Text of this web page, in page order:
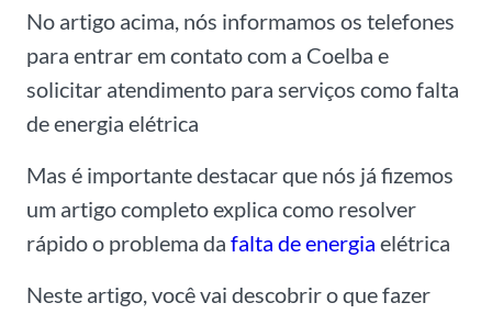
No artigo acima, nós informamos os telefones
para entrar em contato com a Coelba e
solicitar atendimento para serviços como falta
de energia elétrica
Mas é importante destacar que nós já fizemos
um artigo completo explica como resolver
rápido o problema da falta de energia elétrica
Neste artigo, você vai descobrir o que fazer